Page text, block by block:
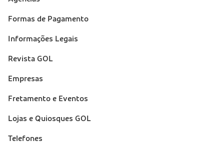
Formas de Pagamento
Informações Legais
Revista GOL
Empresas
Fretamento e Eventos
Lojas e Quiosques GOL
Telefones